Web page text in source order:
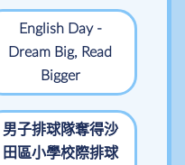
English Day -
Dream Big, Read
Bigger
男子排球隊奪得沙
田區小學校際排球